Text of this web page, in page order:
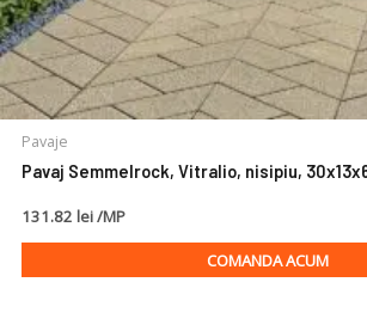
Pavaje
Pavaj Semmelrock, Vitralio, nisipiu,
131.82 lei /MP
COMANDA ACUM